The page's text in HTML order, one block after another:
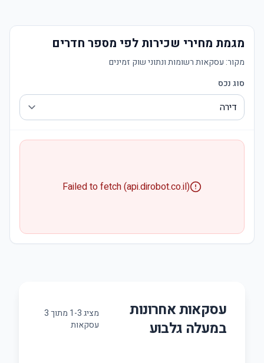
מגמת מחירי שכירות לפי מספר חדרים
מקור: עסקאות רשומות ונתוני שוק זמינים
סוג נכס
Failed to fetch (api.dirobot.co.il)
עסקאות אחרונות
במעלה גלבוע
מציג 1-3 מתוך3
עסקאות